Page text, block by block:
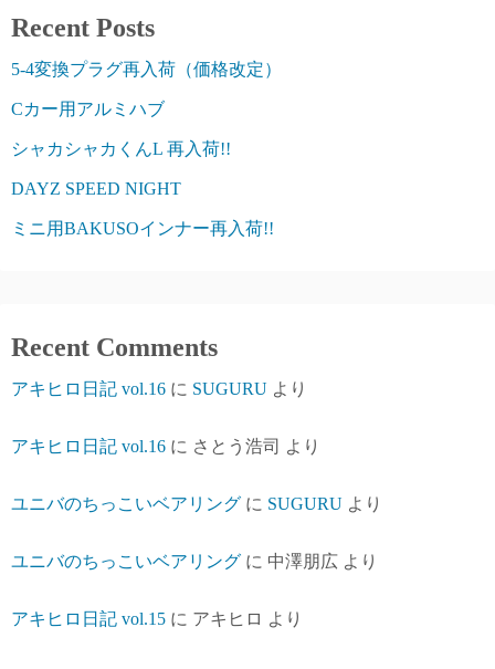
Recent Posts
5-4変換プラグ再入荷（価格改定）
Cカー用アルミハブ
シャカシャカくんL 再入荷!!
DAYZ SPEED NIGHT
ミニ用BAKUSOインナー再入荷!!
Recent Comments
アキヒロ日記 vol.16 に SUGURU より
アキヒロ日記 vol.16 に さとう浩司 より
ユニバのちっこいベアリング に SUGURU より
ユニバのちっこいベアリング に 中澤朋広 より
アキヒロ日記 vol.15 に アキヒロ より